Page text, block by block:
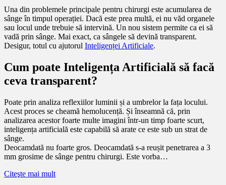
Una din problemele principale pentru chirurgi este acumularea de
sânge în timpul operației. Dacă este prea multă, ei nu văd organele
sau locul unde trebuie să intervină. Un nou sistem permite ca ei să
vadă prin sânge. Mai exact, ca sângele să devină transparent.
Desigur, totul cu ajutorul Inteligenței Artificiale.
Cum poate Inteligența Artificială să facă
ceva transparent?
Poate prin analiza reflexiilor luminii și a umbrelor la fața locului.
Acest proces se cheamă hemolucență. Și înseamnă că, prin
analizarea acestor foarte multe imagini într-un timp foarte scurt,
inteligența artificială este capabilă să arate ce este sub un strat de
sânge.
Deocamdată nu foarte gros. Deocamdată s-a reușit penetrarea a 3
mm grosime de sânge pentru chirurgi. Este vorba…
Citeşte mai mult